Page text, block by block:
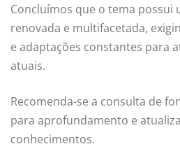
Concluímos que o tema possui
renovada e multifacetada,
e adaptações constantes para
atuais.
Recomenda-se a consulta de
para aprofundamento e
conhecimentos.